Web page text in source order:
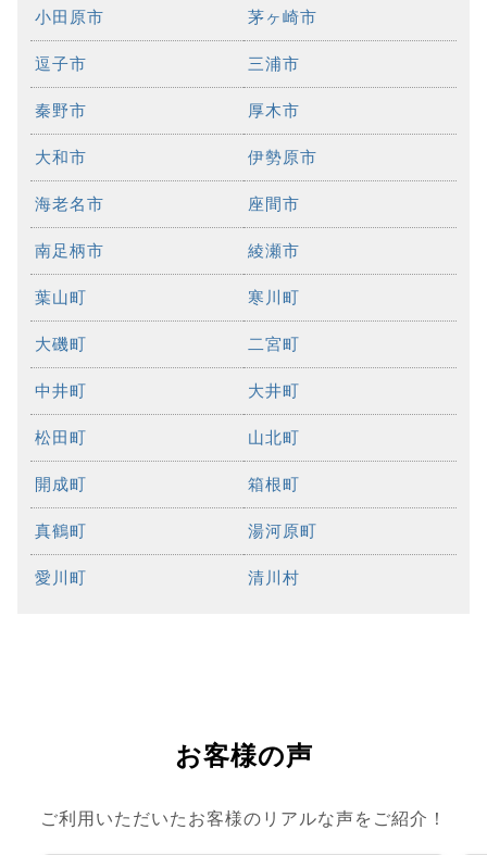
小田原市 茅ヶ崎市
逗子市 三浦市
秦野市 厚木市
大和市 伊勢原市
海老名市 座間市
南足柄市 綾瀬市
葉山町 寒川町
大磯町 二宮町
中井町 大井町
松田町 山北町
開成町 箱根町
真鶴町 湯河原町
愛川町 清川村
お客様の声
ご利用いただいたお客様のリアルな声をご紹介！